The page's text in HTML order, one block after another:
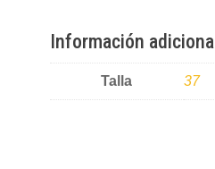
cuero
cantidad
Información adicional
Talla 37